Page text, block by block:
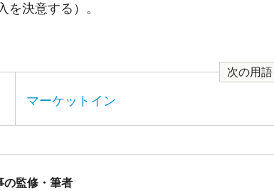
決意する）。
次の用語
マーケットイン
の監修・筆者